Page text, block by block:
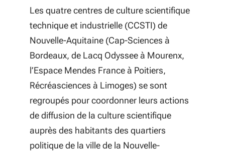
Les quatre centres de culture scientifique
technique et industrielle (CCSTI) de
Nouvelle-Aquitaine (Cap-Sciences à
Bordeaux, de Lacq Odyssee à Mourenx,
l’Espace Mendes France à Poitiers,
Récréasciences à Limoges) se sont
regroupés pour coordonner leurs actions
de diffusion de la culture scientifique
auprès des habitants des quartiers
politique de la ville de la Nouvelle-